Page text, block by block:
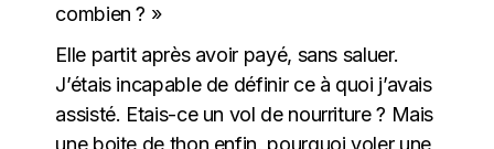
combien ? »
Elle partit après avoir payé, sans saluer.
J’étais incapable de définir ce à quoi j’avais
assisté. Etais-ce un vol de nourriture ? Mais
une boite de thon enfin, pourquoi voler une